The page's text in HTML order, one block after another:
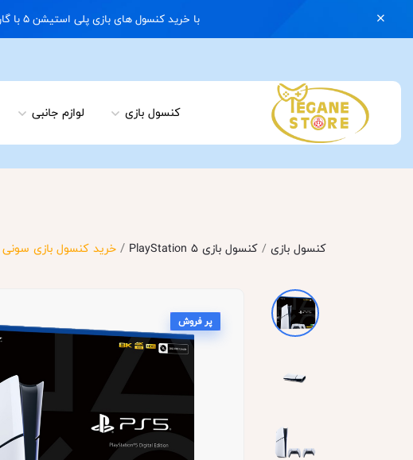
با خرید کنسول های بازی پلی استیشن 5 با گارانتی و ایکس باکس سری اس با گارانتی یک کیف رایگان هدیه بگیرید | 09122898074 02166703648
کنسول بازی لوازم جانبی
کنسول بازی / کنسول بازی PlayStation 5 /خرید کنسول بازی سونی پلی استیشن 5 اسلیم
پر فروش